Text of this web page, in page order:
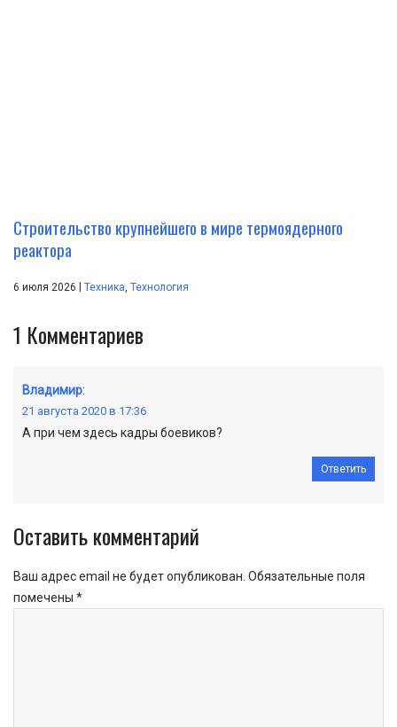
Строительство крупнейшего в мире термоядерного
реактора
6 июля 2026 Техника, Технология
1 Комментариев
Владимир:
21 августа 2020 в 17:36
А при чем здесь кадры боевиков?
Ответить
Оставить комментарий
Ваш адрес email не будет опубликован. Обязательные поля
помечены *